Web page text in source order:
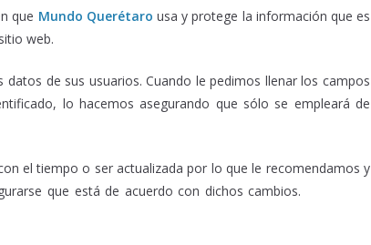
que Mundo Querétaro usa y protege la información que es
web.
de sus usuarios. Cuando le pedimos llenar los campos
lo hacemos asegurando que sólo se empleará de
el tiempo o ser actualizada por lo que le recomendamos y
que está de acuerdo con dichos cambios.